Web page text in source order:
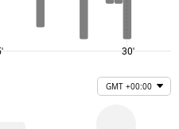
30'
GMT +00:00